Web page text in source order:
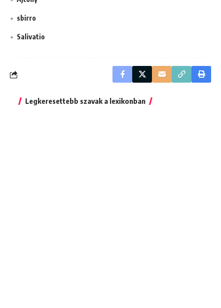
sbirro
Salivatio
Legkeresettebb szavak a lexikonban